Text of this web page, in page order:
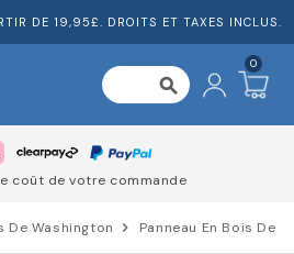
DE 19,95£. DROITS ET TAXES INCLUS.
search
0
coût de votre commande
De Washington chevron_right Panneau En Bois De